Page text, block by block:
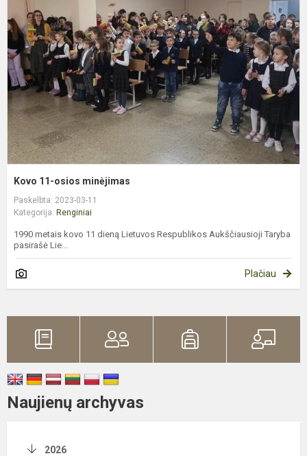
Kovo 11-osios minėjimas
Paskelbta: 2023-03-11
Kategorija: Renginiai
1990 metais kovo 11 dieną Lietuvos Respublikos Aukščiausioji Taryba
pasirašė Lie...
Plačiau
Naujienų archyvas
2026